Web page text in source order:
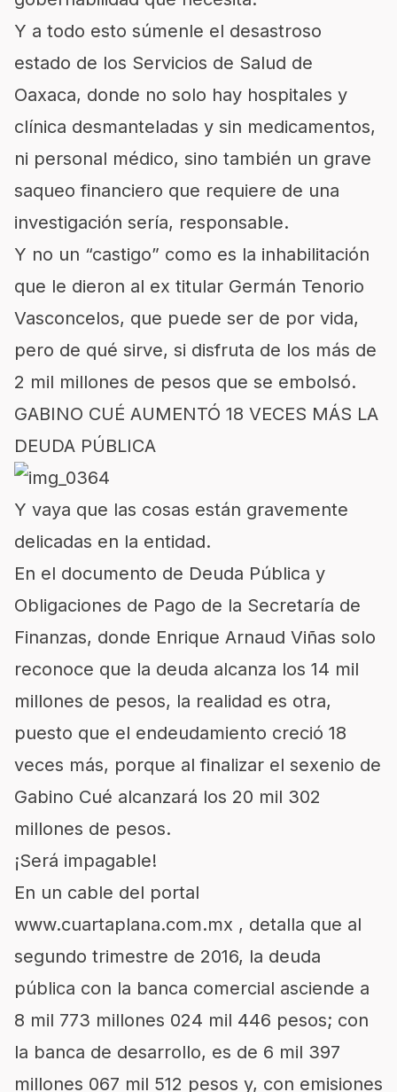
Y a todo esto súmenle el desastroso
estado de los Servicios de Salud de
Oaxaca, donde no solo hay hospitales y
clínica desmanteladas y sin medicamentos,
ni personal médico, sino también un grave
saqueo financiero que requiere de una
investigación sería, responsable.
Y no un “castigo” como es la inhabilitación
que le dieron al ex titular Germán Tenorio
Vasconcelos, que puede ser de por vida,
pero de qué sirve, si disfruta de los más de
2 mil millones de pesos que se embolsó.
GABINO CUÉ AUMENTÓ 18 VECES MÁS LA
DEUDA PÚBLICA
Y vaya que las cosas están gravemente
delicadas en la entidad.
En el documento de Deuda Pública y
Obligaciones de Pago de la Secretaría de
Finanzas, donde Enrique Arnaud Viñas solo
reconoce que la deuda alcanza los 14 mil
millones de pesos, la realidad es otra,
puesto que el endeudamiento creció 18
veces más, porque al finalizar el sexenio de
Gabino Cué alcanzará los 20 mil 302
millones de pesos.
¡Será impagable!
En un cable del portal
www.cuartaplana.com.mx , detalla que al
segundo trimestre de 2016, la deuda
pública con la banca comercial asciende a
8 mil 773 millones 024 mil 446 pesos; con
la banca de desarrollo, es de 6 mil 397
millones 067 mil 512 pesos y, con emisiones